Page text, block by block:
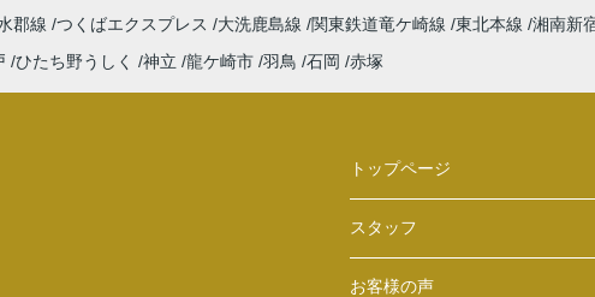
郡線 つくばエクスプレス 大洗鹿島線 関東鉄道竜ケ崎線 東北本線 湘南新
ひたち野うしく 神立 龍ケ崎市 羽鳥 石岡 赤塚
トップページ
スタッフ
お客様の声